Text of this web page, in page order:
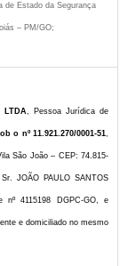
de Estado da Segurança
– PM/GO;
LTDA, Pessoa Jurídica de
o nº 11.921.270/0001-51,
São João – CEP: 74.815-
JOÃO PAULO SANTOS
nº 4115198 DGPC-GO, e
e domiciliado no mesmo